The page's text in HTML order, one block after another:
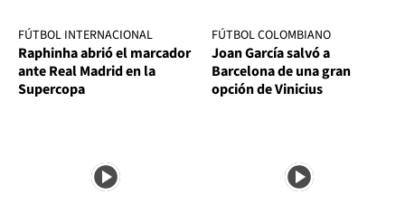
FÚTBOL INTERNACIONAL
Raphinha abrió el marcador
ante Real Madrid en la
Supercopa
FÚTBOL COLOMBIANO
Joan García salvó a
Barcelona de una gran
opción de Vinicius